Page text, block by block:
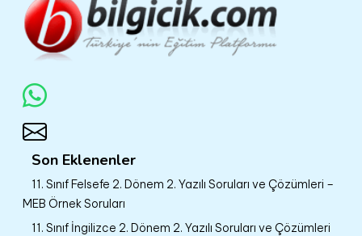
Son Eklenenler
11. Sınıf Felsefe 2. Dönem 2. Yazılı Soruları ve Çözümleri –
MEB Örnek Soruları
11. Sınıf İngilizce 2. Dönem 2. Yazılı Soruları ve Çözümleri